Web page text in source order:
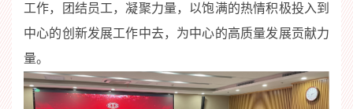
工作，团结员工， 凝聚力量， 以饱满的热情积极投入到
中心的创新发展工作中去，为中心的高质量发展贡献力
量。